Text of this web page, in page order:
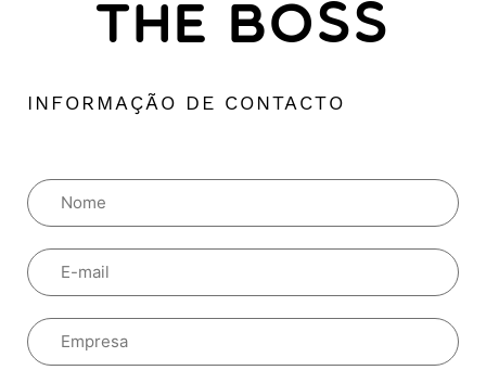
THE BOSS
INFORMAÇÃO DE CONTACTO